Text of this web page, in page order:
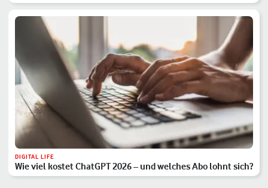
DIGITAL LIFE
Wie viel kostet ChatGPT 2026 – und welches Abo lohnt sich?